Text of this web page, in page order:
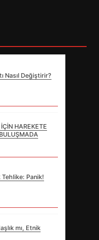
Nasıl Değiştirir?
HAREKETE
Tehlike: Panik!
mı, Etnik